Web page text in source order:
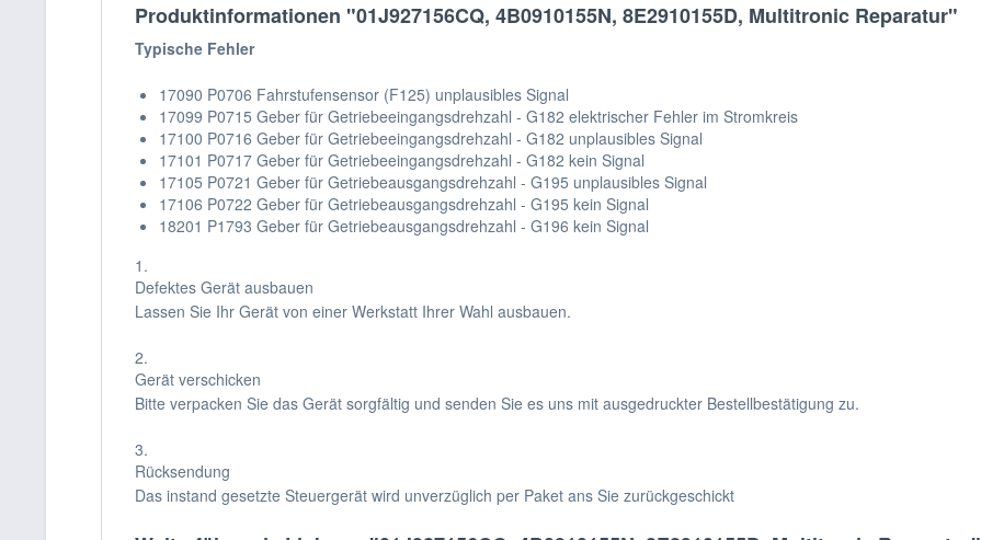
Produktinformationen "01J927156CQ, 4B0910155N, 8E2910155D, Multitronic Reparatur"
Typische Fehler
17090 P0706 Fahrstufensensor (F125) unplausibles Signal
17099 P0715 Geber für Getriebeeingangsdrehzahl - G182 elektrischer Fehler im Stromkreis
17100 P0716 Geber für Getriebeeingangsdrehzahl - G182 unplausibles Signal
17101 P0717 Geber für Getriebeeingangsdrehzahl - G182 kein Signal
17105 P0721 Geber für Getriebeausgangsdrehzahl - G195 unplausibles Signal
17106 P0722 Geber für Getriebeausgangsdrehzahl - G195 kein Signal
18201 P1793 Geber für Getriebeausgangsdrehzahl - G196 kein Signal
1.
Defektes Gerät ausbauen
Lassen Sie Ihr Gerät von einer Werkstatt Ihrer Wahl ausbauen.
2.
Gerät verschicken
Bitte verpacken Sie das Gerät sorgfältig und senden Sie es uns mit ausgedruckter Bestellbestätigung zu.
3.
Rücksendung
Das instand gesetzte Steuergerät wird unverzüglich per Paket ans Sie zurückgeschickt